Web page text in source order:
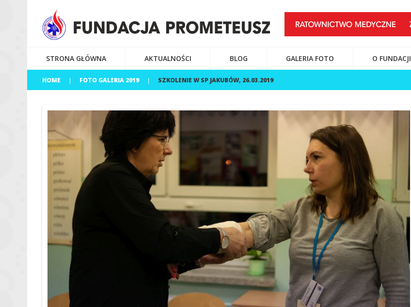
STRONA GŁÓWNA AKTUALNOŚCI BLOG GALERIA FOTO O FUNDACJI
HOME FOTO GALERIA 2019 SZKOLENIE W SP JAKUBÓW, 26.03.2019